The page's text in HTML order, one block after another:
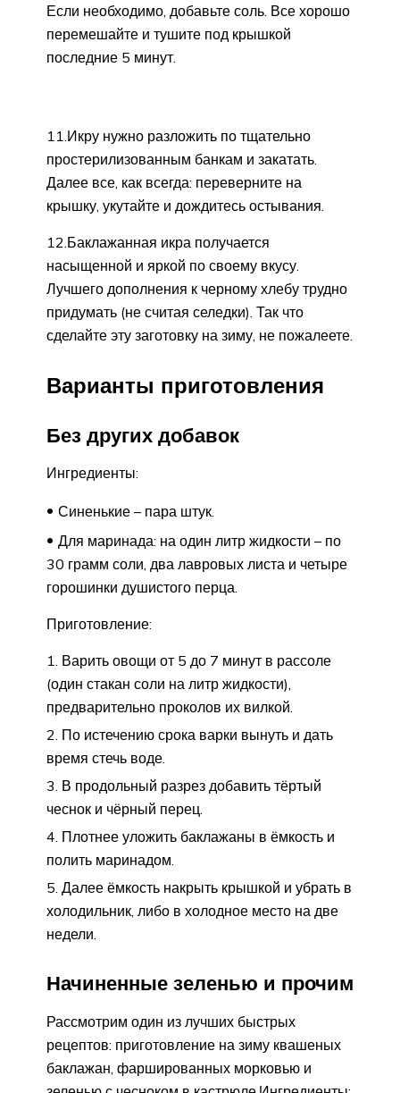
Если необходимо, добавьте соль. Все хорошо
перемешайте и тушите под крышкой
последние 5 минут.
11.Икру нужно разложить по тщательно
простерилизованным банкам и закатать.
Далее все, как всегда: переверните на
крышку, укутайте и дождитесь остывания.
12.Баклажанная икра получается
насыщенной и яркой по своему вкусу.
Лучшего дополнения к черному хлебу трудно
придумать (не считая селедки). Так что
сделайте эту заготовку на зиму, не пожалеете.
Варианты приготовления
Без других добавок
Ингредиенты:
Синенькие – пара штук.
Для маринада: на один литр жидкости – по
30 грамм соли, два лавровых листа и четыре
горошинки душистого перца.
Приготовление:
Варить овощи от 5 до 7 минут в рассоле
(один стакан соли на литр жидкости),
предварительно проколов их вилкой.
По истечению срока варки вынуть и дать
время стечь воде.
В продольный разрез добавить тёртый
чеснок и чёрный перец.
Плотнее уложить баклажаны в ёмкость и
полить маринадом.
Далее ёмкость накрыть крышкой и убрать в
холодильник, либо в холодное место на две
недели.
Начиненные зеленью и прочим
Рассмотрим один из лучших быстрых
рецептов: приготовление на зиму квашеных
баклажан, фаршированных морковью и